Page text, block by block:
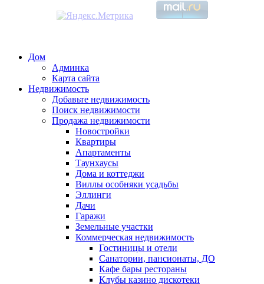
Дом
Админка
Карта сайта
Недвижимость
Добавьте недвижимость
Поиск недвижимости
Продажа недвижимости
Новостройки
Квартиры
Апартаменты
Таунхаусы
Дома и коттеджи
Виллы особняки усадьбы
Эллинги
Дачи
Гаражи
Земельные участки
Коммерческая недвижимость
Гостиницы и отели
Санатории, пансионаты, ДО
Кафе бары рестораны
Клубы казино дискотеки